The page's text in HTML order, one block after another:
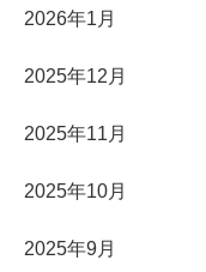
2026年1月
2025年12月
2025年11月
2025年10月
2025年9月